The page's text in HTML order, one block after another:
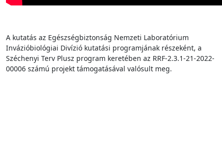
A kutatás az Egészségbiztonság Nemzeti Laboratórium
Invázióbiológiai Divízió kutatási programjának részeként, a
Széchenyi Terv Plusz program keretében az RRF-2.3.1-21-2022-
00006 számú projekt támogatásával valósult meg.